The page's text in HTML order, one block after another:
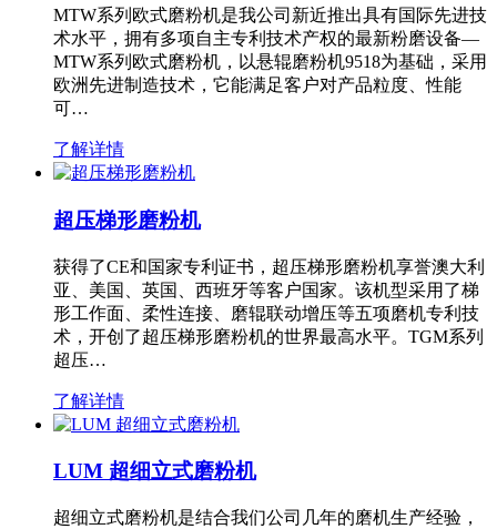
MTW系列欧式磨粉机是我公司新近推出具有国际先进技
术水平，拥有多项自主专利技术产权的最新粉磨设备—
MTW系列欧式磨粉机，以悬辊磨粉机9518为基础，采用
欧洲先进制造技术，它能满足客户对产品粒度、性能
可…
了解详情
超压梯形磨粉机
获得了CE和国家专利证书，超压梯形磨粉机享誉澳大利
亚、美国、英国、西班牙等客户国家。该机型采用了梯
形工作面、柔性连接、磨辊联动增压等五项磨机专利技
术，开创了超压梯形磨粉机的世界最高水平。TGM系列
超压…
了解详情
LUM 超细立式磨粉机
超细立式磨粉机是结合我们公司几年的磨机生产经验，